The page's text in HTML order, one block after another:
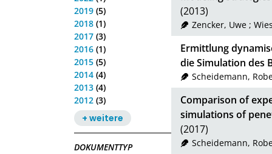
2019 (5)
2018 (1)
2017 (3)
2016 (1)
2015 (5)
2014 (4)
2013 (4)
2012 (3)
+ weitere
DOKUMENTTYP
(2013)
Zencker, Uwe;
Ermittlung
die Simulation des
Scheidemann,
Comparison of
simulations of
(2017)
Scheidemann,